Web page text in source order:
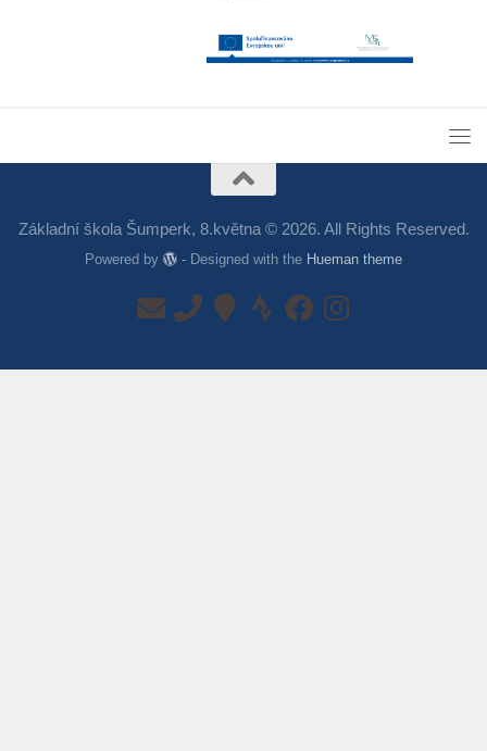
Základní škola Šumperk, 8.května © 2026. All Rights Reserved.
Powered by - Designed with the Hueman theme